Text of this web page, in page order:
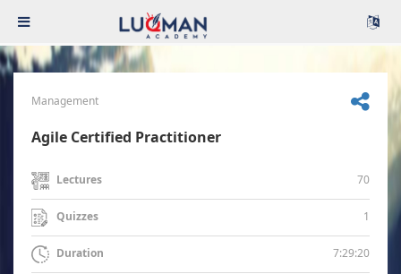
Management
Agile Certified Practitioner
Lectures 70
Quizzes 1
Duration 7:29:20